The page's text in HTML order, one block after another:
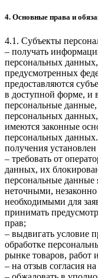
4. Основные права и
4.1. Субъекты
– получать
персональных
предусмотренных
предоставляются
в доступной форме, и
персональные
персональных
имеются законные
персональных
получения
– требовать от
данных, их
персональные
неточными,
необходимыми для
принимать
прав;
– выдвигать условие
обработке
рынке товаров, работ
– на отзыв согласия